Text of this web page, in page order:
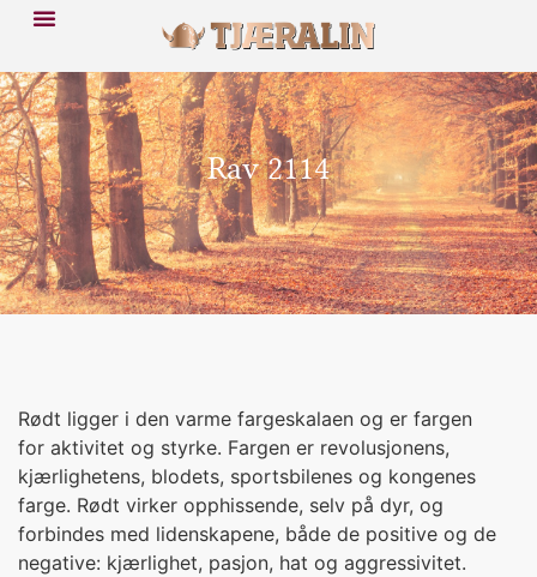
Rav 2114
Rødt ligger i den varme fargeskalaen og er fargen
for aktivitet og styrke. Fargen er revolusjonens,
kjærlighetens, blodets, sportsbilenes og kongenes
farge. Rødt virker opphissende, selv på dyr, og
forbindes med lidenskapene, både de positive og de
negative: kjærlighet, pasjon, hat og aggressivitet.